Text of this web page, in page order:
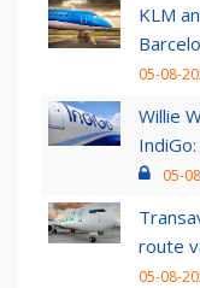
KLM
05-08-
Willie
05-
route
05-08-